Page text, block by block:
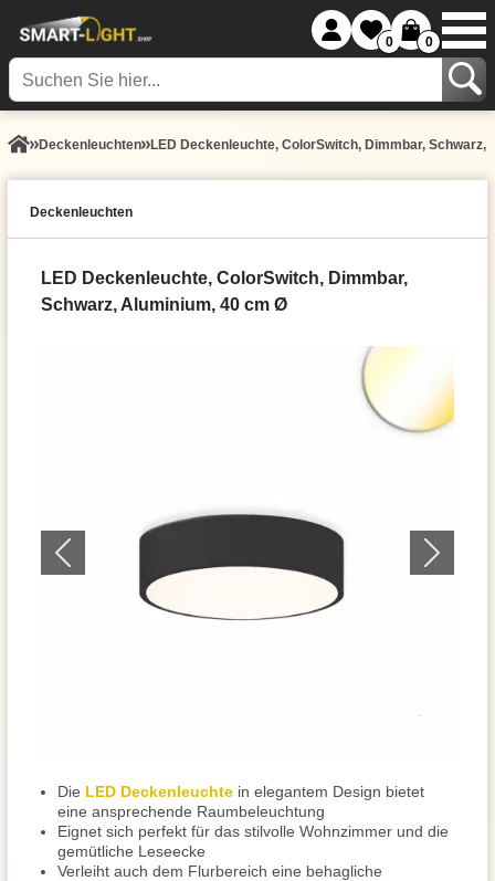
0 0
Decken­leuchten LED Deckenleuchte, ColorSwitch, Dimmbar, Schwarz,
Decken­leuchten
LED Deckenleuchte, ColorSwitch, Dimmbar,
Schwarz, Aluminium, 40 cm Ø
Die LED Deckenleuchte in elegantem Design bietet
eine ansprechende Raumbeleuchtung
Eignet sich perfekt für das stilvolle Wohnzimmer und die
gemütliche Leseecke
Verleiht auch dem Flurbereich eine behagliche